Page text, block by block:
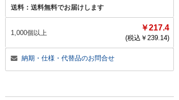
送料： 送料無料でお届けします
1,000個以上
￥217.4
(税込￥ 239.14)
納期・仕様・代替品のお問合せ